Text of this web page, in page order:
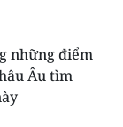
những điểm
Âu tìm